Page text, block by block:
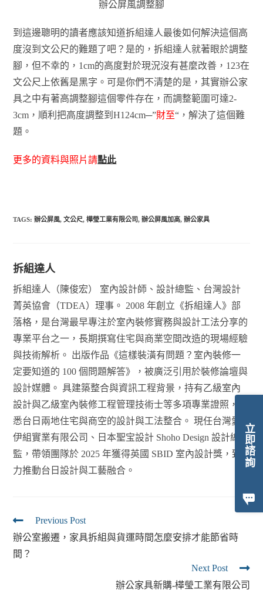
立即諮詢
辦公屏風調整腳
到這邊聰明的讀者應該知道拆組達人最後如何解決這個高
度沒到文公尺的難題了吧？是的，拆組達人就著眼於調整
腳，但不幸的，1cm的高度對於現況沒有甚麼改善，123在
文公尺上依舊是黑字。可是你們不清楚的是，其實辦公家
具之中有著高調整腳這個零件存在，而調整範圍可達2-
3cm，順利把高度調整到H124cm─”財至“，解決了這個難
題。
更多的資料與照片請點此
TAGS:辦公屏風, 文公尺, 樺瑩工業有限公司, 辦公屏風加高, 辦公家具
拆組達人
拆組達人（陳俊宏） 室內設計師、設計總監、台灣設計
菁英協會（TDEA）理事。 2008 年創立《拆組達人》部
落格，是台灣最早專注於室內裝修實務與設計工法分享的
專業平台之一，長期撰寫住宅與商業空間改造的現場經驗
與技術解析。 出版作品《這樣裝潢有問題？室內裝修一
定要知道的 100 個問題解答》，被廣泛引用於裝修論壇與
設計媒體。 具建築整合與資訊工程背景，持有乙級室內
設計與乙級室內裝修工程管理技術士等多項專業證照，熟
悉台日兩地住宅與商空的設計與工法整合。 現任台灣愛
伊組實業有限公司、日本聖宝設計 Shoho Design 設計總
監，帶領團隊於 2025 年獲得英國 SBID 室內設計獎，致
力推動台日設計與工藝融合。
Previous Post
辦公室搬遷，家具拆組與貨運時間怎麼安排才能節省時
間？
Next Post
辦公家具新購-樺瑩工業有限公司